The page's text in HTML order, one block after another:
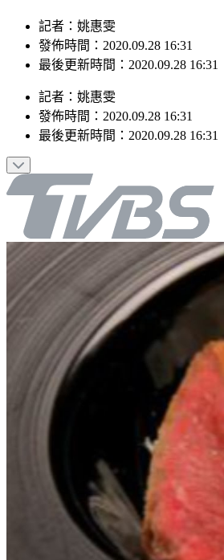
發佈時間：2020.09.28 16:31
最後更新時間：2020.09.28 16:31
發佈時間：2020.09.28 16:31
最後更新時間：2020.09.28 16:31